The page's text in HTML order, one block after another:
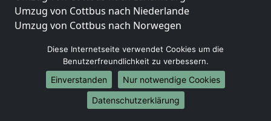
Umzug von Cottbus nach Niederlande
Umzug von Cottbus nach Norwegen
Umzüge-Deutschlandweit
Umzug von Cottbus nach Berlin
Umzug von Cottbus nach Hamburg
Umzug von Cottbus nach München
Umzug von Cottbus nach Köln
Diese Internetseite verwendet Cookies um die
Benutzerfreundlichkeit zu verbessern.
Einverstanden
Nur notwendige Cookies
Datenschutzerklärung